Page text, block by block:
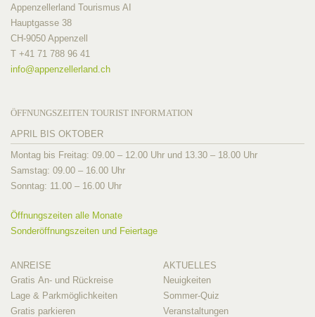
Appenzellerland Tourismus AI
Hauptgasse 38
CH-9050 Appenzell
T +41 71 788 96 41
info@appenzellerland.ch
ÖFFNUNGSZEITEN TOURIST INFORMATION
APRIL BIS OKTOBER
Montag bis Freitag: 09.00 – 12.00 Uhr und 13.30 – 18.00 Uhr
Samstag: 09.00 – 16.00 Uhr
Sonntag: 11.00 – 16.00 Uhr
Öffnungszeiten alle Monate
Sonderöffnungszeiten und Feiertage
ANREISE
Gratis An- und Rückreise
Lage & Parkmöglichkeiten
Gratis parkieren
AKTUELLES
Neuigkeiten
Sommer-Quiz
Veranstaltungen